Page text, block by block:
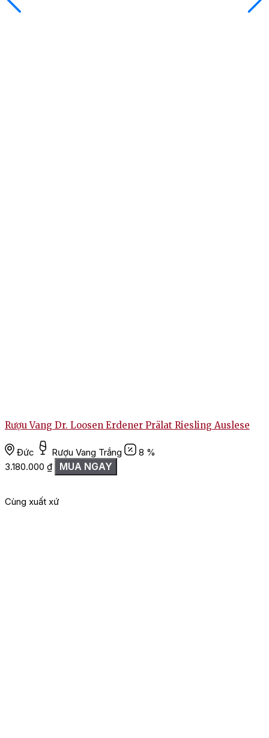
Rượu Vang Dr. Loosen Erdener Prälat Riesling Auslese
Đức Rượu Vang Trắng
8 %
3.180.000 ₫ MUA NGAY
Cùng xuất xứ